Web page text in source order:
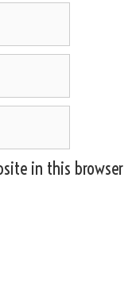
in this browser